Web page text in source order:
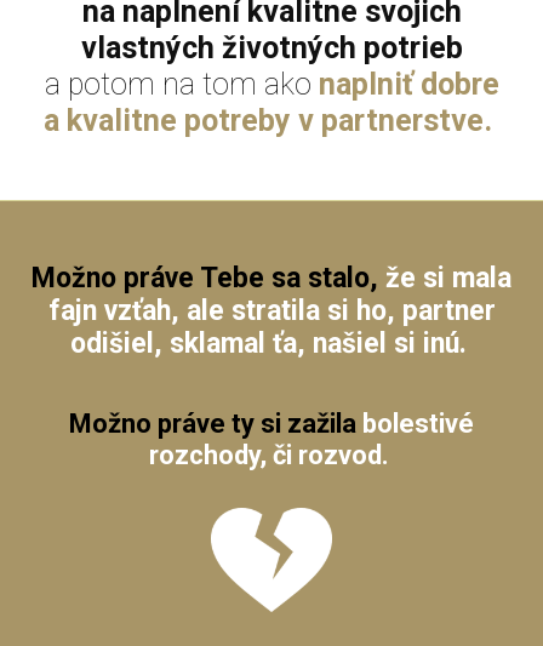
na naplnení kvalitne svojich
vlastných životných potrieb
a potom na tom ako naplniť dobre
a kvalitne potreby v partnerstve.
Možno práve Tebe sa stalo, že si mala
fajn vzťah, ale stratila si ho, partner
odišiel, sklamal ťa, našiel si inú.
Možno práve ty si zažila bolestivé
rozchody, či rozvod.